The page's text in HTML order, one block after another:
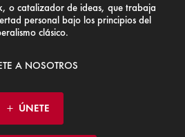
o catalizador de ideas, que trabaja
personal bajo los principios del
clásico.
A NOSOTROS
ÚNETE